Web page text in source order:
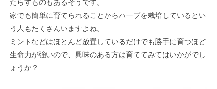
たらすものもあるそうです。
家でも簡単に育てられることからハーブを栽培しているとい
う人もたくさんいますよね。
ミントなどはほとんど放置しているだけでも勝手に育つほど
生命力が強いので、興味のある方は育ててみてはいかがでし
ょうか？